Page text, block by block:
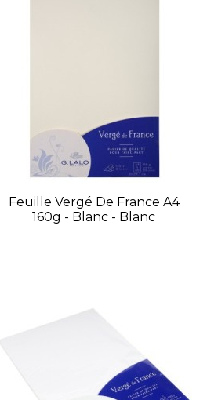
Feuille Vergé De France A4
160g - Blanc - Blanc